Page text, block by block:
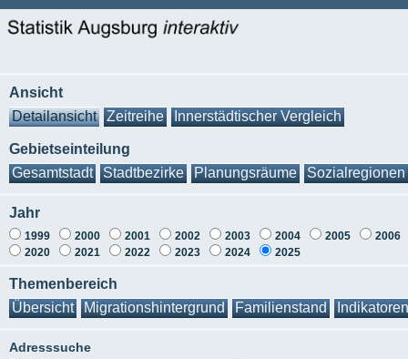
Ansicht
Detailansicht
Zeitreihe Innerstädtischer Vergleich
Gebietseinteilung
Gesamtstadt
Stadtbezirke Planungsräume Sozialregionen
Jahr
1999 2000 2001 2002 2003 2004 2005
2006
2020
2021 2022 2023 2024 2025
Themenbereich
Übersicht
Migrationshintergrund Familienstand Indikatoren
Adresssuche